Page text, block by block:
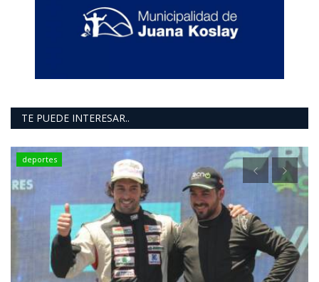
TE PUEDE INTERESAR..
deportes